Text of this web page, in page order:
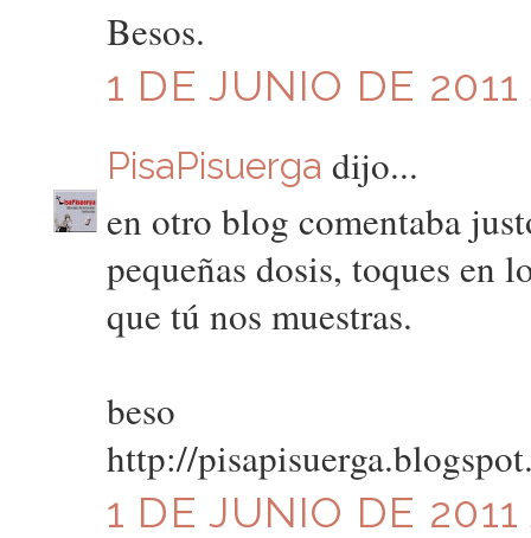
Besos.
1 DE JUNIO DE
PisaPisuerga dijo...
en otro blog comentaba
pequeñas dosis, toques en
que tú nos muestras.
beso
http://
1 DE JUNIO DE